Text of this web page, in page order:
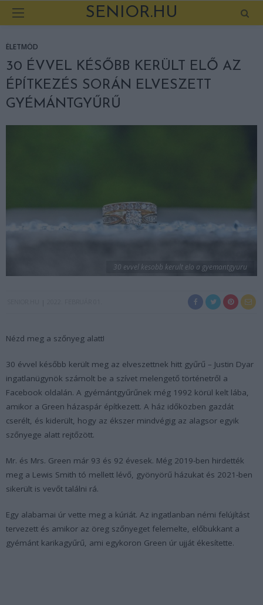
SENIOR.HU
ÉLETMÓD
30 ÉVVEL KÉSŐBB KERÜLT ELŐ AZ
ÉPÍTKEZÉS SORÁN ELVESZETT
GYÉMÁNTGYŰRŰ
30 evvel kesobb kerult elo a gyemantgyuru
Nézd meg a szőnyeg alatt!
30 évvel később került meg az elveszettnek hitt gyűrű – Justin Dyar
ingatlanügynök számolt be a szívet melengető történetről a
Facebook oldalán. A gyémántgyűrűnek még 1992 körül kelt lába,
amikor a Green házaspár építkezett. A ház időközben gazdát
cserélt, és kiderült, hogy az ékszer mindvégig az alagsor egyik
szőnyege alatt rejtőzött.
Mr. és Mrs. Green már 93 és 92 évesek. Még 2019-ben hirdették
meg a Lewis Smith tó mellett lévő, gyönyörű házukat és 2021-ben
sikerült is vevőt találni rá.
Egy alabamai úr vette meg a kúriát. Az ingatlanban némi felújítást
tervezett és amikor az öreg szőnyeget felemelte, előbukkant a
gyémánt karikagyűrű, ami egykoron Green úr ujját ékesítette.